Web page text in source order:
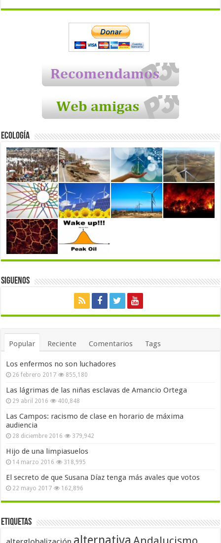
Ecología
Siguenos
Popular Reciente Comentarios Tags
Los enfermos no son luchadores
26 febrero 2017 855,180
Las lágrimas de las niñas esclavas de Amancio Ortega
29 abril 2016 400,848
Las Campos: racismo de clase en horario de máxima
audiencia
28 diciembre 2016 379,942
Hijo de una limpiasuelos
14 marzo 2016 318,995
El secreto de que Susana Díaz tenga más avales que votos
22 mayo 2017 162,896
Etiquetas